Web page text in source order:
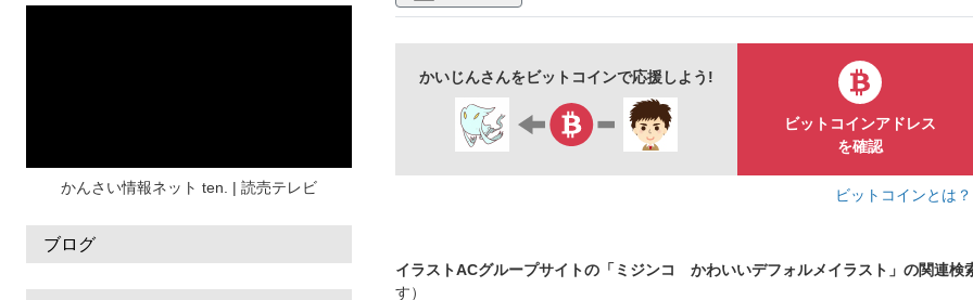
かんさい情報ネット ten. | 読売テレビ
ブログ
かいじんさんをビットコインで応援しよう!
ビットコインアドレス
を確認
ビットコインとは
イラストACグループサイトの「ミジンコ かわいいデフォルメイラスト」の関連検
す）